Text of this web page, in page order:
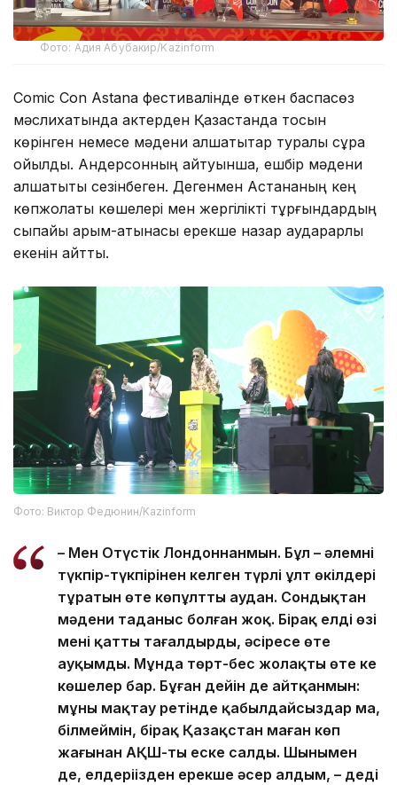
Фото: Адия Абубакир/Kazinform
Comic Con Astana фестивалінде өткен баспасөз
мәслихатында актерден Қазақстанда тосын
көрінген немесе мәдени алшақтықтар туралы сұрақ
қойылды. Андерсонның айтуынша, ешбір мәдени
алшақтықты сезінбеген. Дегенмен Астананың кең
көпжолақты көшелері мен жергілікті тұрғындардың
сыпайы қарым-қатынасы ерекше назар аударарлық
екенін айтты.
Фото: Виктор Федюнин/Kazinform
– Мен Оңтүстік Лондоннанмын. Бұл – әлемнің
түкпір-түкпірінен келген түрлі ұлт өкілдері
тұратын өте көпұлтты аудан. Сондықтан
мәдени таңданыс болған жоқ. Бірақ елдің өзі
мені қатты таңғалдырды, әсіресе өте
ауқымды. Мұнда төрт-бес жолақты өте кең
көшелер бар. Бұған дейін де айтқанмын:
мұны мақтау ретінде қабылдайсыздар ма,
білмеймін, бірақ Қазақстан маған көп
жағынан АҚШ-ты еске салды. Шынымен
де, елдеріңізден ерекше әсер алдым, – деді